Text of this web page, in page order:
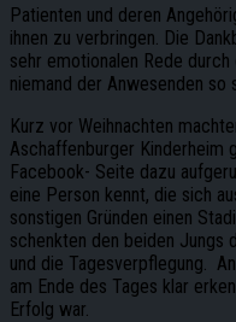
Patienten und deren
ihnen zu verbringen. Die
sehr emotionalen Rede
niemand der Anwesenden so
Kurz vor Weihnachten
Aschaffenburger Kinderheim
Facebook- Seite dazu
eine Person kennt, die sich
sonstigen Gründen einen
schenkten den beiden Jungs
und die Tagesverpflegung.
am Ende des Tages klar
Erfolg war.